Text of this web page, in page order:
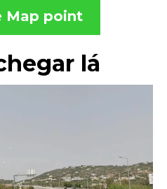
Map point
lá